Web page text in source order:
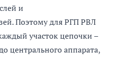
и
Поэтому для РГП РВЛ
участок цепочки –
центрального аппарата,